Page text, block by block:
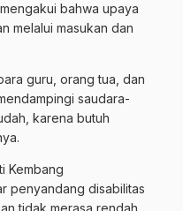
bahwa upaya
melalui masukan dan
guru, orang tua, dan
saudara-
karena butuh
Kembang
penyandang disabilitas